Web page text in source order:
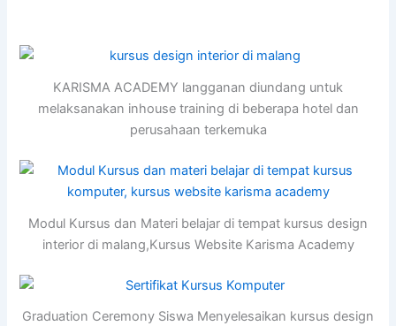
KARISMA ACADEMY langganan diundang untuk
melaksanakan inhouse training di beberapa hotel dan
perusahaan terkemuka
Modul Kursus dan Materi belajar di tempat kursus design
interior di malang,Kursus Website Karisma Academy
Graduation Ceremony Siswa Menyelesaikan kursus design